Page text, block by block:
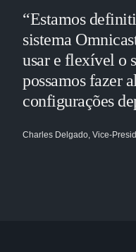
“Estamos
sistema
usar e flexível o
possamos fazer
configurações
Charles Delgado, Vice-